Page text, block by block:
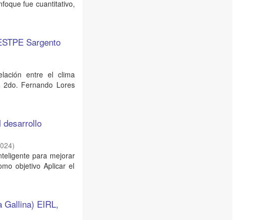
fue cuantitativo,
Sargento
entre el clima
2do. Fernando Lores
desarrollo
)
para mejorar
objetivo Aplicar el
Gallina) EIRL,